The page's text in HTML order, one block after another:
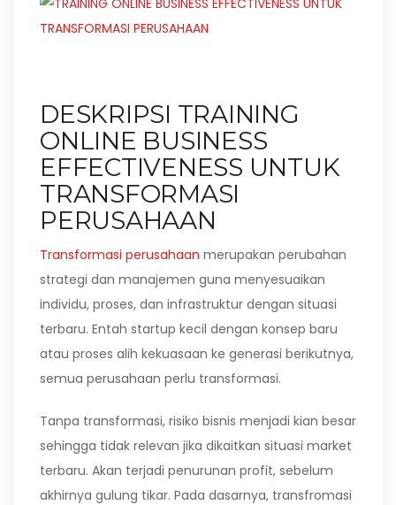
DESKRIPSI TRAINING
ONLINE BUSINESS
EFFECTIVENESS UNTUK
TRANSFORMASI
PERUSAHAAN
Transformasi perusahaan merupakan perubahan
strategi dan manajemen guna menyesuaikan
individu, proses, dan infrastruktur dengan situasi
terbaru. Entah startup kecil dengan konsep baru
atau proses alih kekuasaan ke generasi berikutnya,
semua perusahaan perlu transformasi.
Tanpa transformasi, risiko bisnis menjadi kian besar
sehingga tidak relevan jika dikaitkan situasi market
terbaru. Akan terjadi penurunan profit, sebelum
akhirnya gulung tikar. Pada dasarnya, transfromasi